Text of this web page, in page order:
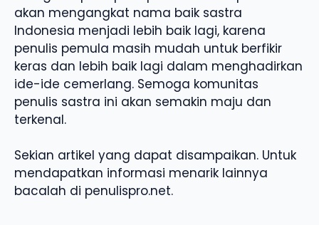
akan mengangkat nama baik sastra
Indonesia menjadi lebih baik lagi, karena
penulis pemula masih mudah untuk berfikir
keras dan lebih baik lagi dalam menghadirkan
ide-ide cemerlang. Semoga komunitas
penulis sastra ini akan semakin maju dan
terkenal.
Sekian artikel yang dapat disampaikan. Untuk
mendapatkan informasi menarik lainnya
bacalah di penulispro.net.